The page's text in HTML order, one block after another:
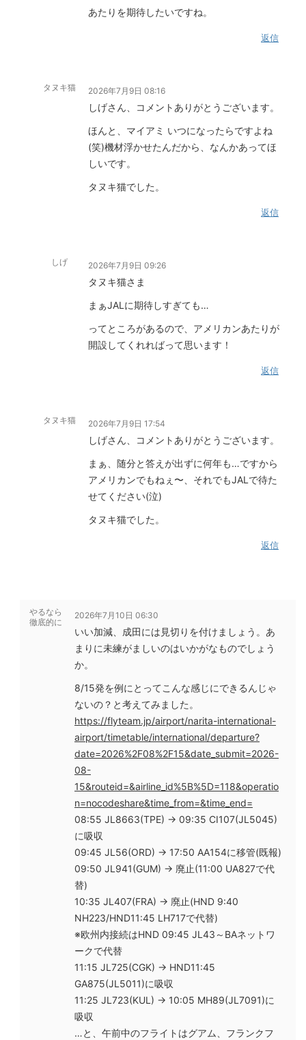
あたりを期待したいですね。
返信
タヌキ猫 2026年7月9日 08:16
しげさん、コメントありがとうございます。
ほんと、マイアミ いつになったらですよね
(笑)機材浮かせたんだから、なんかあってほ
しいです。
タヌキ猫でした。
返信
しげ 2026年7月9日 09:26
タヌキ猫さま
まぁJALに期待しすぎても…
ってところがあるので、アメリカンあたりが
開設してくれればって思います！
返信
タヌキ猫 2026年7月9日 17:54
しげさん、コメントありがとうございます。
まぁ、随分と答えが出ずに何年も…ですから
アメリカンでもねぇ〜、それでもJALで待た
せてください(泣)
タヌキ猫でした。
返信
やるなら
徹底的に
2026年7月10日 06:30
いい加減、成田には見切りを付けましょう。あ
まりに未練がましいのはいかがなものでしょう
か。
8/15発を例にとってこんな感じにできるんじゃ
ないの？と考えてみました。
https://flyteam.jp/airport/narita-international-
airport/timetable/international/departure?
date=2026%2F08%2F15&date_submit=2026-
08-
15&routeid=&airline_id%5B%5D=118&operatio
n=nocodeshare&time_from=&time_end=
08:55 JL8663(TPE) → 09:35 CI107(JL5045)
に吸収
09:45 JL56(ORD) → 17:50 AA154に移管(既報)
09:50 JL941(GUM) → 廃止(11:00 UA827で代
替)
10:35 JL407(FRA) → 廃止(HND 9:40
NH223/HND11:45 LH717で代替)
※欧州内接続はHND 09:45 JL43～BAネットワ
ークで代替
11:15 JL725(CGK) → HND11:45
GA875(JL5011)に吸収
11:25 JL723(KUL) → 10:05 MH89(JL7091)に
吸収
…と、午前中のフライトはグアム、フランクフ